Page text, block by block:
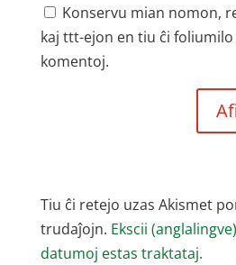
Konservu mian nomon,
kaj ttt-ejon en tiu ĉi
komentoj.
Tiu ĉi retejo uzas Akismet
trudaĵojn. Ekscii
datumoj estas traktataj.